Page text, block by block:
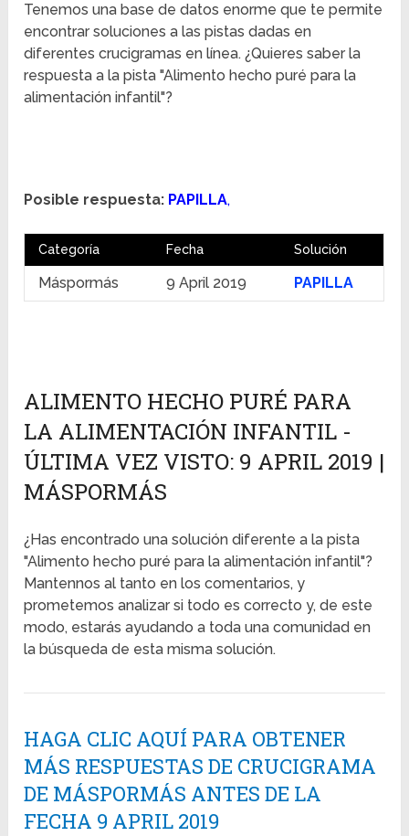
Tenemos una base de datos enorme que te permite
encontrar soluciones a las pistas dadas en
diferentes crucigramas en línea. ¿Quieres saber la
respuesta a la pista "Alimento hecho puré para la
alimentación infantil"?
Posible respuesta: PAPILLA,
Categoría Fecha Solución
Máspormás 9 April 2019 PAPILLA
ALIMENTO HECHO PURÉ PARA
LA ALIMENTACIÓN INFANTIL -
ÚLTIMA VEZ VISTO: 9 APRIL 2019 |
MÁSPORMÁS
¿Has encontrado una solución diferente a la pista
"Alimento hecho puré para la alimentación infantil"?
Mantennos al tanto en los comentarios, y
prometemos analizar si todo es correcto y, de este
modo, estarás ayudando a toda una comunidad en
la búsqueda de esta misma solución.
HAGA CLIC AQUÍ PARA OBTENER
MÁS RESPUESTAS DE CRUCIGRAMA
DE MÁSPORMÁS ANTES DE LA
FECHA 9 APRIL 2019